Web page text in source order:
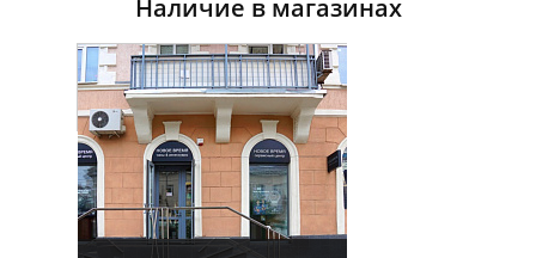
Наличие в магазинах